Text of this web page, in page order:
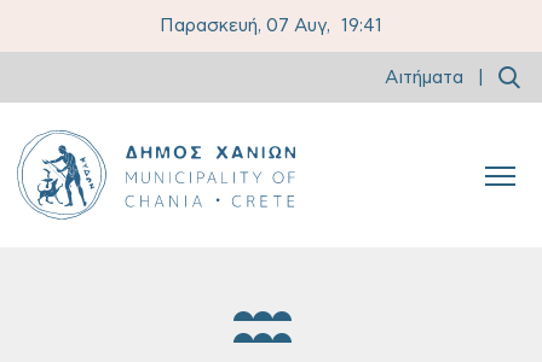
Παρασκευή, 07 Αυγ, 19:41
Αιτήματα